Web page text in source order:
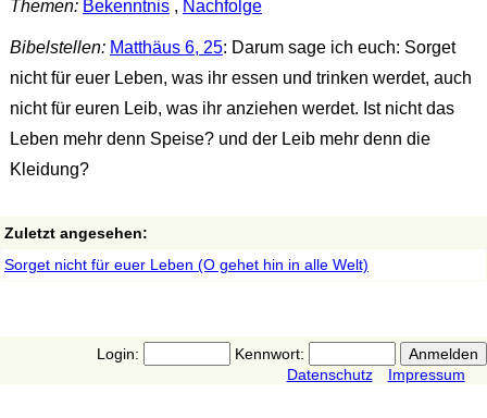
Themen: Bekenntnis, Nachfolge
Bibelstellen: Matthäus 6, 25: Darum sage ich euch: Sorget
nicht für euer Leben, was ihr essen und trinken werdet, auch
nicht für euren Leib, was ihr anziehen werdet. Ist nicht das
Leben mehr denn Speise? und der Leib mehr denn die
Kleidung?
Zuletzt angesehen:
Sorget nicht für euer Leben (O gehet hin in alle Welt)
Login:
Kennwort:
Datenschutz
Impressum